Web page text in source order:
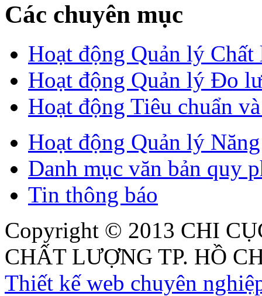
Các chuyên mục
Hoạt động Quản lý
Hoạt động Quản lý Đo
Hoạt động Tiêu chuẩn
Hoạt động Quản lý
Danh mục văn bản quy
Tin thông báo
Copyright © 2013 CHI
CHẤT LƯỢNG TP. HỒ
Thiết kế web chuyên